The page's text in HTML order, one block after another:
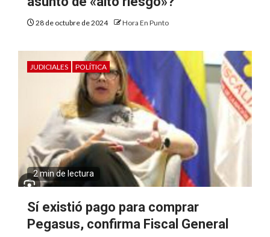
28 de octubre de 2024 Hora En Punto
JUDICIALES POLÍTICA
2 min de lectura
Sí existió pago para comprar
Pegasus, confirma Fiscal General